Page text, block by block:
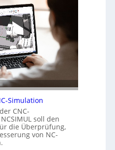
Simulation
CNC-
soll den
die Überprüfung,
von NC-